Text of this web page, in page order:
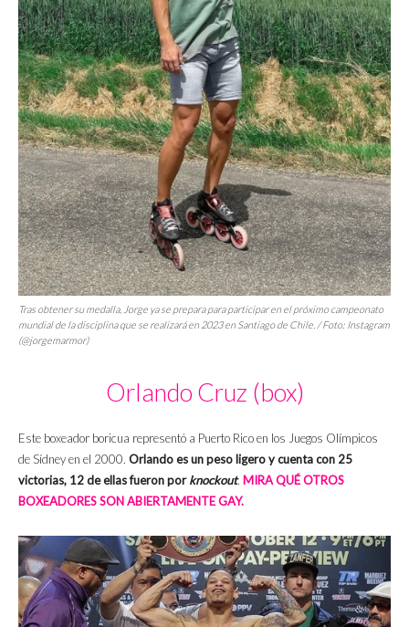
Tras obtener su medalla, Jorge ya se prepara para participar en el próximo campeonato
mundial de la disciplina que se realizará en 2023 en Santiago de Chile. / Foto: Instagram
(@jorgemarmor)
Orlando Cruz (box)
Este boxeador boricua representó a Puerto Rico en los Juegos Olímpicos
de Sídney en el 2000. Orlando es un peso ligero y cuenta con 25
victorias, 12 de ellas fueron porknockout. MIRA QUÉ OTROS
BOXEADORES SON ABIERTAMENTE GAY.